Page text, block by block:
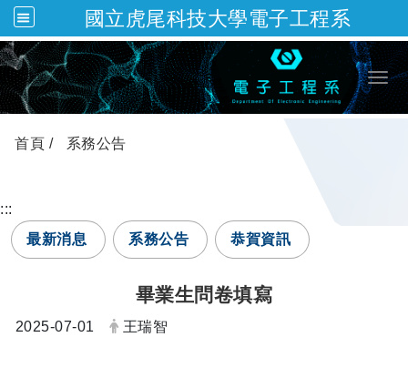
國立虎尾科技大學電子工程系
跳到主要內容
首頁 系務公告
:::
最新消息
系務公告 恭賀資訊
畢業生問卷填寫
日期：
2025-07-01 發布者：
王瑞智